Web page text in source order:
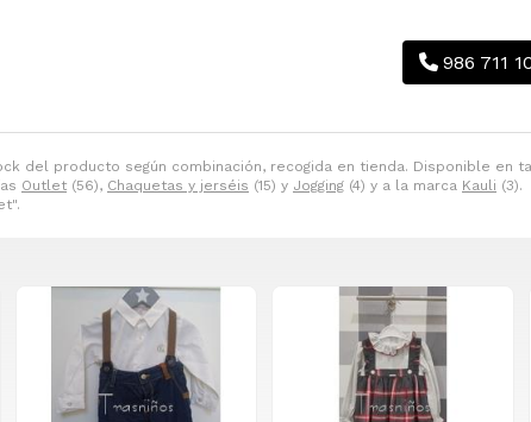
del producto según combinación, recogida en tienda. Disponible en
Outlet (56), Chaquetas y jerséis (15) y Jogging (4) y a la marca Kauli (3).
986 711